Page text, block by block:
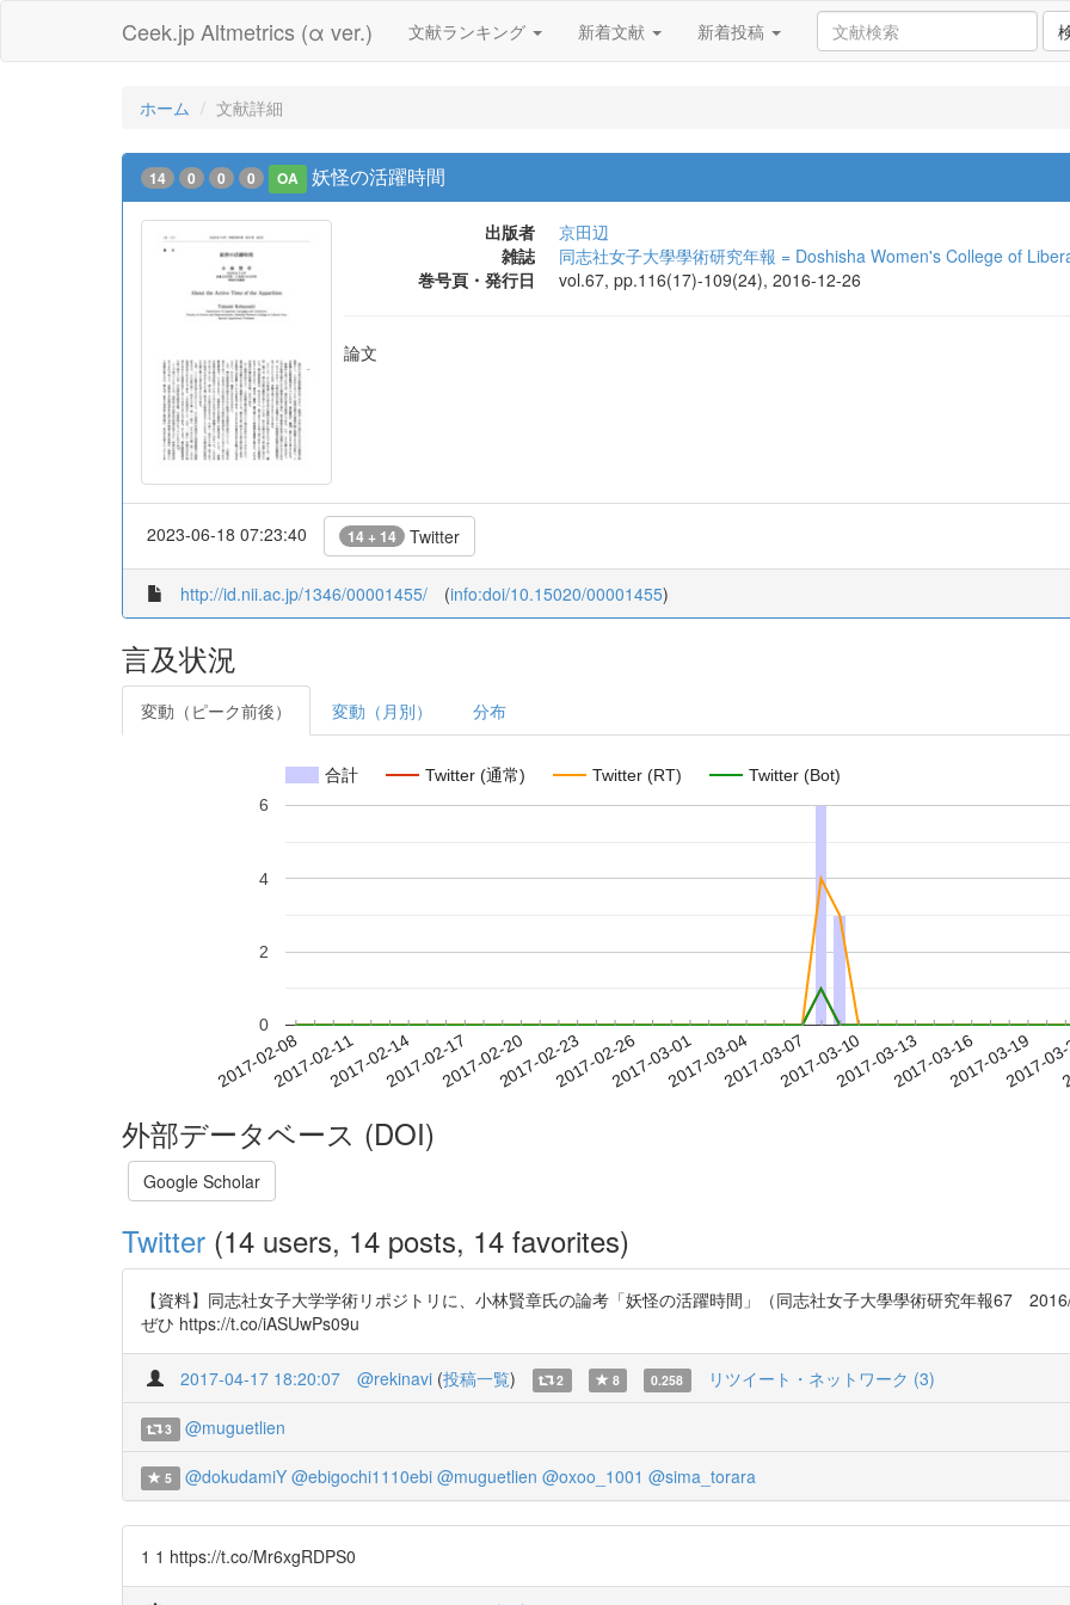
Ceek.jp Altmetrics (α ver.) 文献ランキング 新着文献 新着投稿
ホーム 文献詳細
14 0 0 0 OA 妖怪の活躍時間
出版者
京田辺
雑誌
同志社女子大學學術研究年報 = Doshisha Women's College of
巻号頁・発行日
vol.67, pp.116(17)-109(24), 2016-12-26
論文
2023-06-18 07:23:40 14 + 14 Twitter
http://id.nii.ac.jp/1346/00001455/ (info:doi/10.15020/00001455)
言及状況
変動（ピーク前後） 変動（月別） 分布
合計 Twitter (通常) Twitter (RT) Twitter (Bot)
2017-02-082017-02-112017-02-142017-02-172017-02-202017-02-232017-02-262017-03-012017-03-042017-03-072017-03-102017-03-132017-03-162017-03-19
2017-
0
2
4
6
外部データベース (DOI)
Google Scholar
Twitter (14 users, 14 posts, 14 favorites)
【資料】同志社女子大学学術リポジトリに、小林賢章氏の論考「妖怪の活躍時間」（同志社女子大學學術研究年報67
ぜひ https://t.co/iASUwPs09u
2017-04-17 18:20:07 @rekinavi (投稿一覧) 2 8 0.258 リツイート・ネットワーク (3)
3 @muguetlien
5 @dokudamiY @ebigochi1110ebi @muguetlien @oxoo_1001 @sima_torara
1 1 https://t.co/Mr6xgRDPS0